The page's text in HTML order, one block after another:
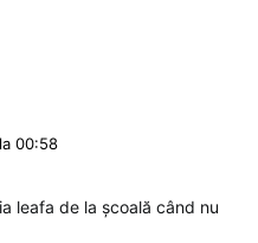
00:58
leafa de la școală când nu